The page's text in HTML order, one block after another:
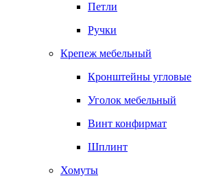
Петли
Ручки
Крепеж мебельный
Кронштейны угловые
Уголок мебельный
Винт конфирмат
Шплинт
Хомуты